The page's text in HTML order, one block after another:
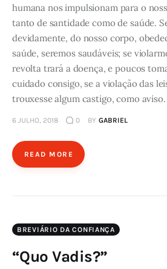
humana nos impulsionam para o
tanto de santidade como de saúde.
devidamente, do nosso corpo,
saúde, seremos saudáveis; se
revolta trará a doença, e poucos
cuidado consigo, se a violação das
trouxesse algum castigo, como aviso.
6 JULHO, 2018 0 BY GABRIEL
READ MORE
BREVIÁRIO DA CONFIANÇA
“Quo Vadis?”